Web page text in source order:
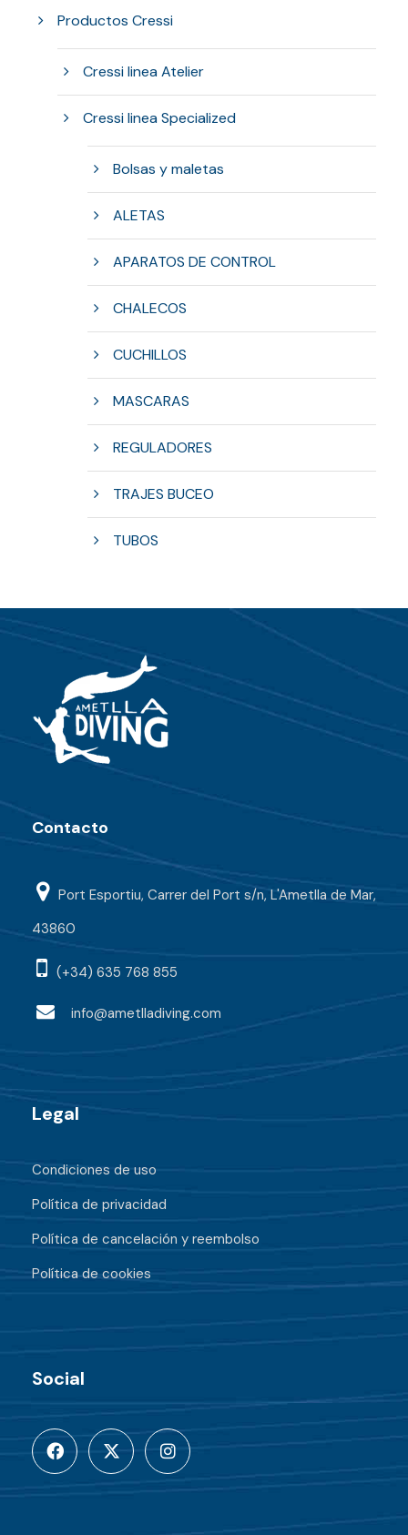
Productos Cressi
Cressi linea Atelier
Cressi linea Specialized
Bolsas y maletas
ALETAS
APARATOS DE CONTROL
CHALECOS
CUCHILLOS
MASCARAS
REGULADORES
TRAJES BUCEO
TUBOS
Contacto
Port Esportiu, Carrer del Port s/n, L'Ametlla de Mar,
43860
(+34) 635 768 855
info@ametlladiving.com
Legal
Condiciones de uso
Política de privacidad
Política de cancelación y reembolso
Política de cookies
Social